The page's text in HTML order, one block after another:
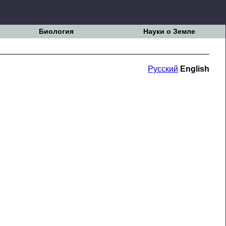
Биология Науки о Земле
Русский English